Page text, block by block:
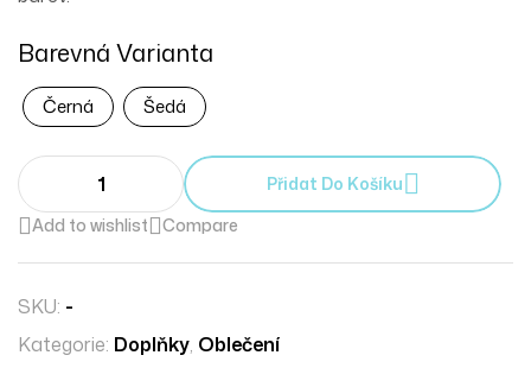
Barevná Varianta
Černá Šedá
Přidat Do Košíku
Add to wishlist
Compare
SKU: -
Kategorie: Doplňky, Oblečení